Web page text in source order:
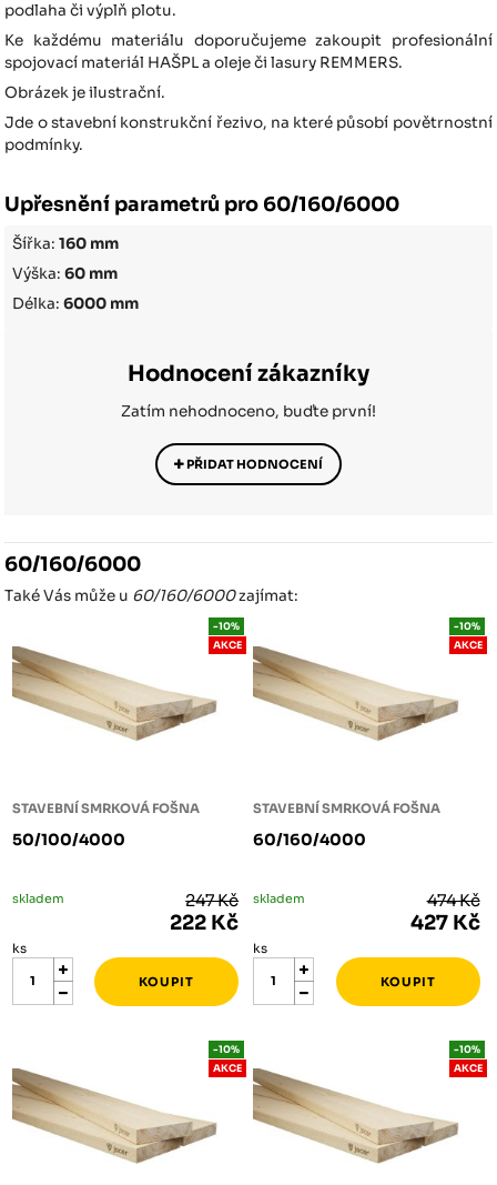
podlaha či výplň plotu.
Ke každému materiálu doporučujeme zakoupit profesionální
spojovací materiál HAŠPL a oleje či lasury REMMERS.
Obrázek je ilustrační.
Jde o stavební konstrukční řezivo, na které působí povětrnostní
podmínky.
Upřesnění parametrů pro 60/160/6000
Šířka:160 mm
Výška:60 mm
Délka:6000 mm
Hodnocení zákazníky
Zatím nehodnoceno, buďte první!
PŘIDAT HODNOCENÍ
60/160/6000
Také Vás může u 60/160/6000zajímat:
STAVEBNÍ SMRKOVÁ FOŠNA
50/100/4000
-10%
AKCE
skladem 247 Kč
222 Kč
ks
STAVEBNÍ SMRKOVÁ FOŠNA
60/160/4000
-10%
AKCE
skladem 474 Kč
427 Kč
ks
-10%
AKCE
-10%
AKCE